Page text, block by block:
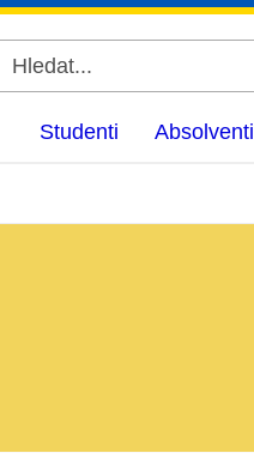
Studenti Absolventi